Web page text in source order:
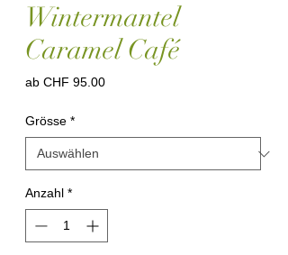
Wintermantel
Caramel Café
ab CHF 95.00Sale-
Grösse *
Anzahl *